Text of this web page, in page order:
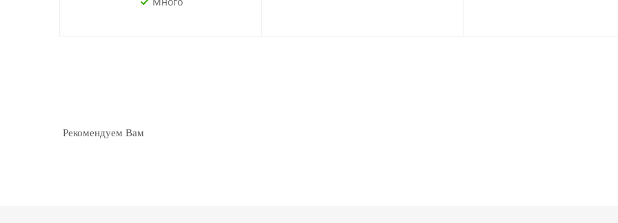
Рекомендуем Вам